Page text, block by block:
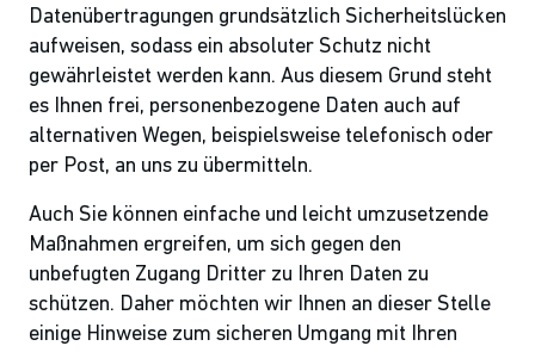
Datenübertragungen grundsätzlich Sicherheitslücken
aufweisen, sodass ein absoluter Schutz nicht
gewährleistet werden kann. Aus diesem Grund steht
es Ihnen frei, personenbezogene Daten auch auf
alternativen Wegen, beispielsweise telefonisch oder
per Post, an uns zu übermitteln.
Auch Sie können einfache und leicht umzusetzende
Maßnahmen ergreifen, um sich gegen den
unbefugten Zugang Dritter zu Ihren Daten zu
schützen. Daher möchten wir Ihnen an dieser Stelle
einige Hinweise zum sicheren Umgang mit Ihren